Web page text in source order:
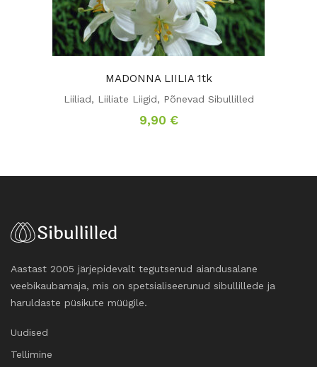
MADONNA LIILIA 1tk
Liiliad, Liiliate Liigid, Põnevad Sibullilled
9,90 €
Aastast 2005 järjepidevalt tegutsenud aiandusalane
veebikaubamaja, mis on spetsialiseerunud sibullillede ja
haruldaste püsikute müügile.
Uudised
Tellimine